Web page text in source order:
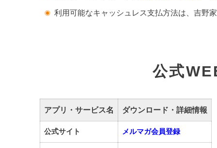
利用可能なキャッシュレス支払方法は、吉野
公式
アプリ・サービス名 ダウンロード・詳細情報
公式サイト メルマガ会員登録